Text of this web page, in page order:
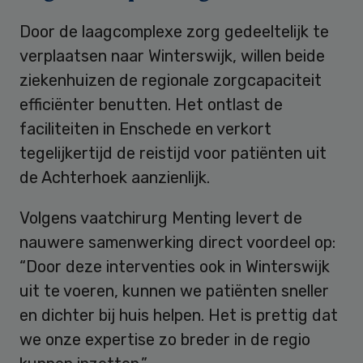
Door de laagcomplexe zorg gedeeltelijk te
verplaatsen naar Winterswijk, willen beide
ziekenhuizen de regionale zorgcapaciteit
efficiënter benutten. Het ontlast de
faciliteiten in Enschede en verkort
tegelijkertijd de reistijd voor patiënten uit
de Achterhoek aanzienlijk.
Volgens vaatchirurg Menting levert de
nauwere samenwerking direct voordeel op:
“Door deze interventies ook in Winterswijk
uit te voeren, kunnen we patiënten sneller
en dichter bij huis helpen. Het is prettig dat
we onze expertise zo breder in de regio